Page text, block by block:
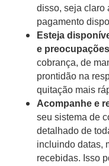
disso, seja claro
pagamento
Esteja
e
cobrança, de
prontidão na
quitação mais
Acompanhe e
seu sistema de
detalhado de
incluindo datas,
recebidas. Isso